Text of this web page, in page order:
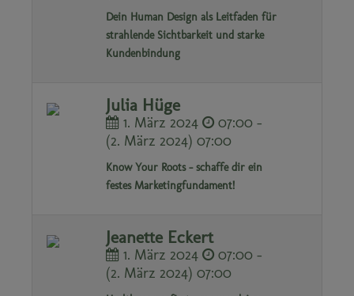
Dein Human Design als Leitfaden für
strahlende Sichtbarkeit und starke
Kundenbindung
Julia Hüge
1. März 2024
07:00 -
(2. März 2024) 07:00
Know Your Roots - schaffe dir ein
festes Marketingfundament!
Jeanette Eckert
1. März 2024
07:00 -
(2. März 2024) 07:00